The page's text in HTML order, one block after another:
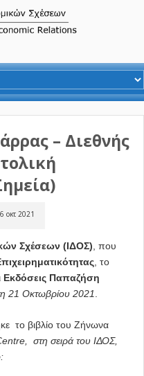
– Διεθνής
οκτ 2021
Σχέσεων (ΙΔΟΣ) , που
πιχειρηματικότητας , το
Εκδόσεις Παπαζήση
21 Οκτωβρίου 2021
το βιβλίο του Ζήνωνα
, στη σειρά του ΙΔΟΣ,